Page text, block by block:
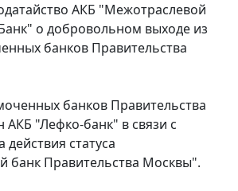
АКБ "Межотраслевой
о добровольном выходе из
банков Правительства
банков Правительства
"Лефко-банк" в связи с
статуса
банк Правительства Москвы".